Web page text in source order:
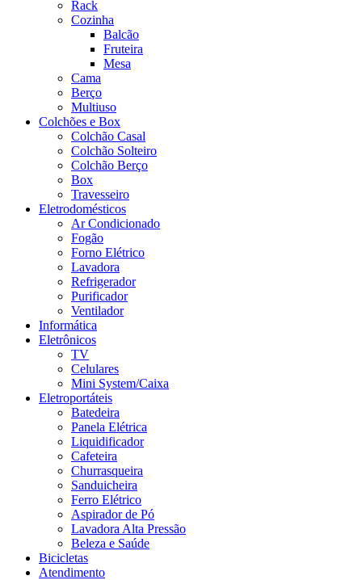
Rack
Cozinha
Balcão
Fruteira
Mesa
Cama
Berço
Multiuso
Colchões e Box
Colchão Casal
Colchão Solteiro
Colchão Berço
Box
Travesseiro
Eletrodomésticos
Ar Condicionado
Fogão
Forno Elétrico
Lavadora
Refrigerador
Purificador
Ventilador
Informática
Eletrônicos
TV
Celulares
Mini System/Caixa
Eletroportáteis
Batedeira
Panela Elétrica
Liquidificador
Cafeteira
Churrasqueira
Sanduicheira
Ferro Elétrico
Aspirador de Pó
Lavadora Alta Pressão
Beleza e Saúde
Bicicletas
Atendimento